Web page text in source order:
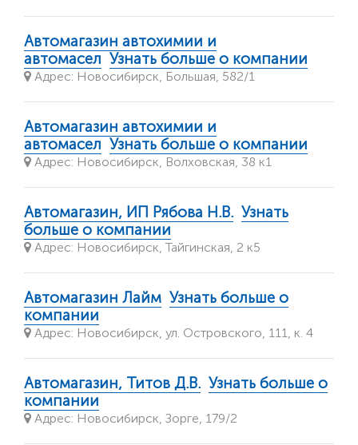
Автомагазин автохимии и
автомасел Узнать больше о компании
Адрес: Новосибирск, Большая, 582/1
Автомагазин автохимии и
автомасел Узнать больше о компании
Адрес: Новосибирск, ​Волховская, 38 к1
Автомагазин, ИП Рябова Н.В. Узнать
больше о компании
Адрес: Новосибирск, Тайгинская, 2 к5
Автомагазин Лайм Узнать больше о
компании
Адрес: Новосибирск, ул. Островского, 111, к. 4
Автомагазин, Титов Д.В. Узнать больше о
компании
Адрес: Новосибирск, Зорге, 179/2